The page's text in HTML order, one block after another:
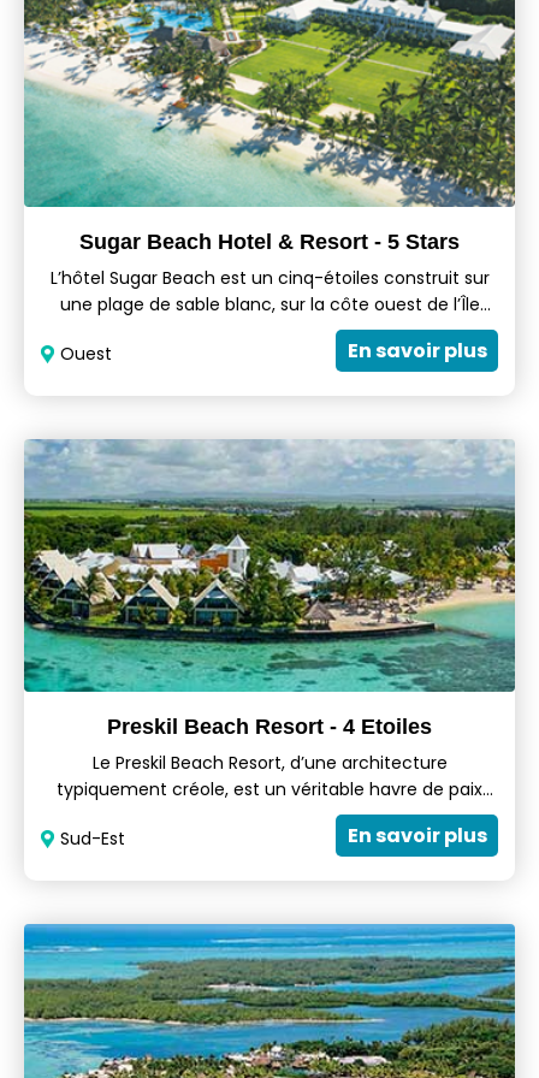
Sugar Beach Hotel & Resort - 5 Stars
L’hôtel Sugar Beach est un cinq-étoiles construit sur
une plage de sable blanc, sur la côte ouest de l’Île
Maurice. Son architecture contemporaine et son
charme exotique d’antan rappellent une résidence
superbes jardins tropicaux. Elles sont élégantes,
meublées avec goût et offrent tout le confort
moderne.
Ouest En savoir plus
Preskil Beach Resort - 4 Etoiles
Le Preskil Beach Resort, d’une architecture
typiquement créole, est un véritable havre de paix
avec l’ensemble d’un luxuriant jardin tropical avec
vue sur les plages idylliques de sable blanc.Le ressort
sur l’Ile aux Aigrettes.
Sud-Est En savoir plus